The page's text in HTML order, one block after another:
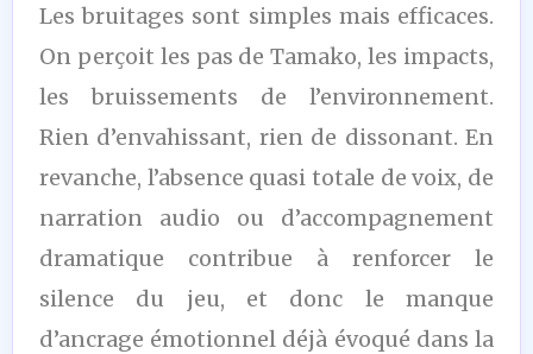
Les bruitages sont simples mais efficaces.
On perçoit les pas de Tamako, les impacts,
les bruissements de l’environnement.
Rien d’envahissant, rien de dissonant. En
revanche, l’absence quasi totale de voix, de
narration audio ou d’accompagnement
dramatique contribue à renforcer le
silence du jeu, et donc le manque
d’ancrage émotionnel déjà évoqué dans la